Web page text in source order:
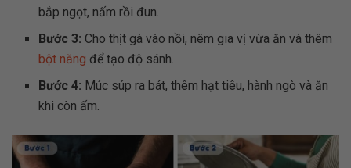
bắp ngọt, nấm rồi đun.
Bước 3:Cho thịt gà vào nồi, nêm gia vị vừa ăn và thêm
bột năng để tạo độ sánh.
Bước 4: Múc súp ra bát, thêm hạt tiêu, hành ngò và ăn
khi còn ấm.